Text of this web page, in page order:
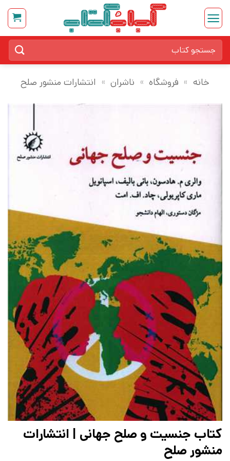
Skip
content
برای:
خانه » فروشگاه » ناشران » انتشارات منشور صلح
کتاب جنسیت و صلح جهانی | انتشارات
منشور صلح